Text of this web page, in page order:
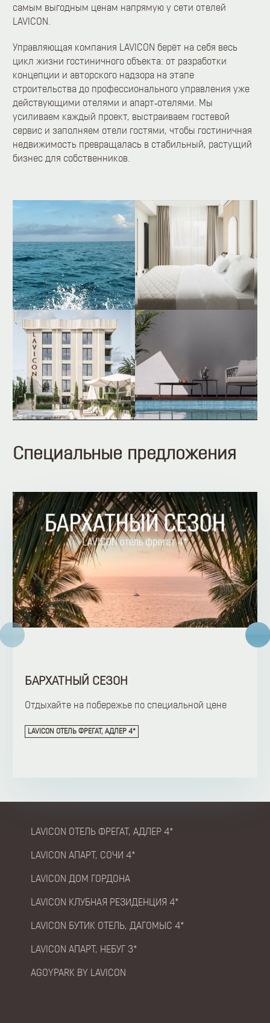
самым выгодным ценам напрямую у сети отелей
LAVICON.
Управляющая компания LAVICON берёт на себя весь
цикл жизни гостиничного объекта: от разработки
концепции и авторского надзора на этапе
строительства до профессионального управления уже
действующими отелями и апарт‑отелями. Мы
усиливаем каждый проект, выстраиваем гостевой
сервис и заполняем отели гостями, чтобы гостиничная
недвижимость превращалась в стабильный, растущий
бизнес для собственников.
Специальные предложения
БАРХАТНЫЙ СЕЗОН
Отдыхайте на побережье по специальной цене
LAVICON ОТЕЛЬ ФРЕГАТ, АДЛЕР 4*
LAVICON ОТЕЛЬ ФРЕГАТ, АДЛЕР 4*
LAVICON АПАРТ, СОЧИ 4*
LAVICON ДОМ ГОРДОНА
LAVICON КЛУБНАЯ РЕЗИДЕНЦИЯ 4*
LAVICON БУТИК ОТЕЛЬ, ДАГОМЫС 4*
LAVICON АПАРТ, НЕБУГ 3*
AGOYPARK BY LAVICON